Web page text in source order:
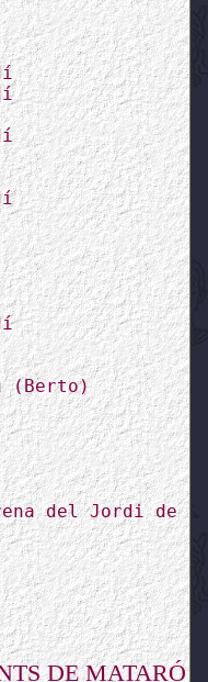
(Berto)
del Jordi de
DE MATARÓ